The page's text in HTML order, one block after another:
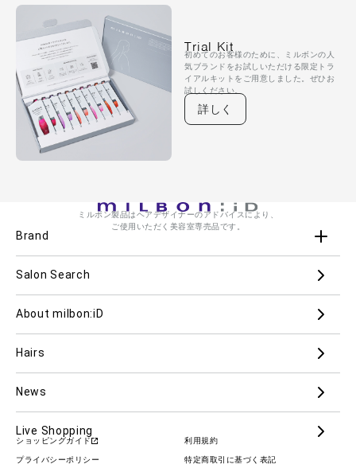
Trial Kit
初めてのお客様のために、ミルボンの人
気ブランドをお試しいただける限定トラ
イアルキットをご用意しました。ぜひお
試しください。
詳しく
ミルボン製品はヘアデザイナーのアドバイスにより、
ご使用いただく美容室専売品です。
Brand
Aujua milbon
PJOLI
COLOR GADGET ALANOUS
Salon Search
About milbon:iD
Hairs
News
Live Shopping
ショッピングガイド
プライバシーポリシー
利用規約
特定商取引に基づく表記